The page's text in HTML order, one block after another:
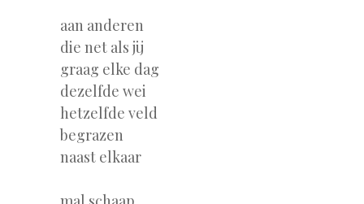
aan anderen
die net als jij
graag elke dag
dezelfde wei
hetzelfde veld
begrazen
naast elkaar